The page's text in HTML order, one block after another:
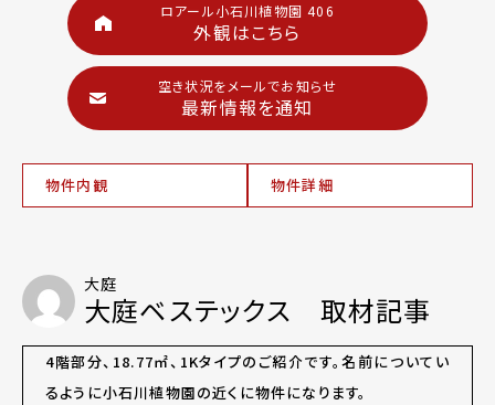
ロアール小石川植物園 406
外観はこちら
空き状況をメールでお知らせ
最新情報を通知
物件内観 物件詳細
大庭
大庭ベステックス 取材記事
4階部分、18.77㎡、 1Kタイプのご紹介です。名前についてい
るように小石川植物園の近くに物件になります。